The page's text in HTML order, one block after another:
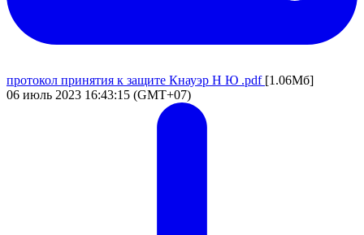
протокол принятия к защите Кнауэр Н Ю .pdf [1.06Мб]
06 июль 2023 16:43:15 (GMT+07)